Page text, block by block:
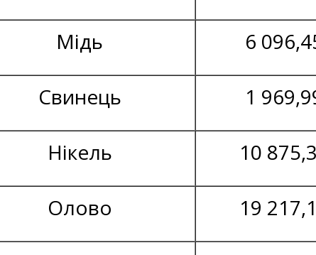
Мідь 6
Свинець 1
Нікель 10
Олово 19